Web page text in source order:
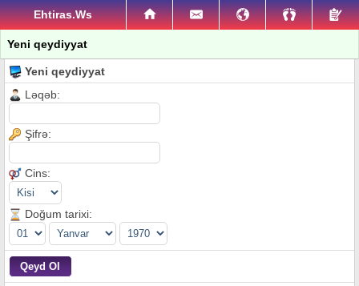
Ehtiras.Ws
Yeni qeydiyyat
Yeni qeydiyyat
Ləqəb:
Şifrə:
Cins:
Doğum tarixi: